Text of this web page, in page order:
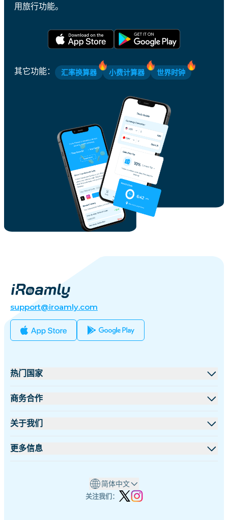
用旅行功能。
其它功能： 汇率换算器 小费计算器 世界时钟
support@iroamly.com
热门国家
美国
法国
商务合作
批发平台
关于我们
关于 iRoamly
更多信息
简体中文
关注我们：